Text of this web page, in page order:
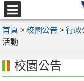
跳
至
主
要
區
選
單
首頁 > 校園公告 > 行政
活動
校園公告